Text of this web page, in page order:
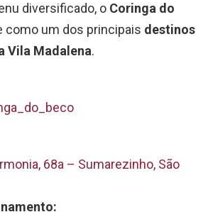
diversificado, o Coringa do
como um dos principais destinos
Vila Madalena.
68a – Sumarezinho, São